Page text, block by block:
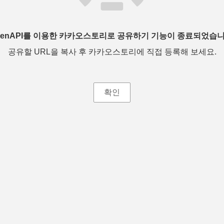
를 이용한 카카오스토리로 공유하기 기능이 종료되었습
공유할 URL을 복사 후 카카오스토리에 직접 등록해 보세요.
확인